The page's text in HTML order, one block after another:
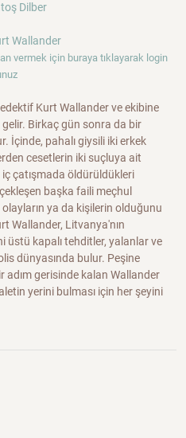
Dilber
Wallander
vermek için buraya tıklayarak login
Kurt Wallander ve ekibine
Birkaç gün sonra da bir
İçinde, pahalı giysili iki erkek
cesetlerin iki suçluya ait
iç çatışmada öldürüldükleri
başka faili meçhul
ya da kişilerin olduğunu
Wallander, Litvanya'nın
üstü kapalı tehditler, yalanlar ve
dünyasında bulur. Peşine
adım gerisinde kalan Wallander
yerini bulması için her şeyini